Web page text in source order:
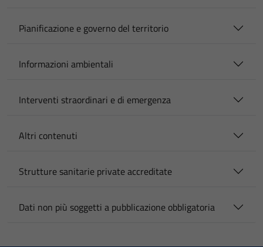
Pianificazione e governo del territorio
Informazioni ambientali
Interventi straordinari e di emergenza
Altri contenuti
Strutture sanitarie private accreditate
Dati non più soggetti a pubblicazione obbligatoria